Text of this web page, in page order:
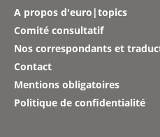
A propos d'euro|topics
Comité consultatif
Nos correspondants et
Contact
Mentions obligatoires
Politique de confidentialité